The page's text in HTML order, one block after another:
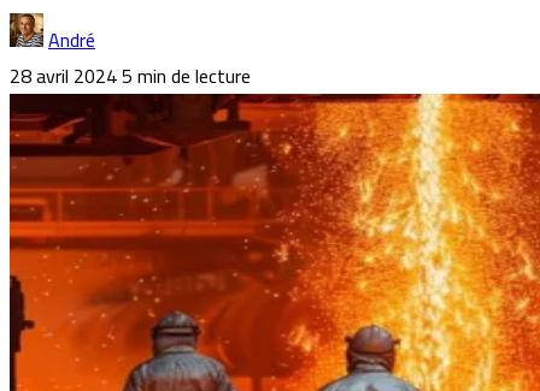
André
28 avril 20245 min de lecture